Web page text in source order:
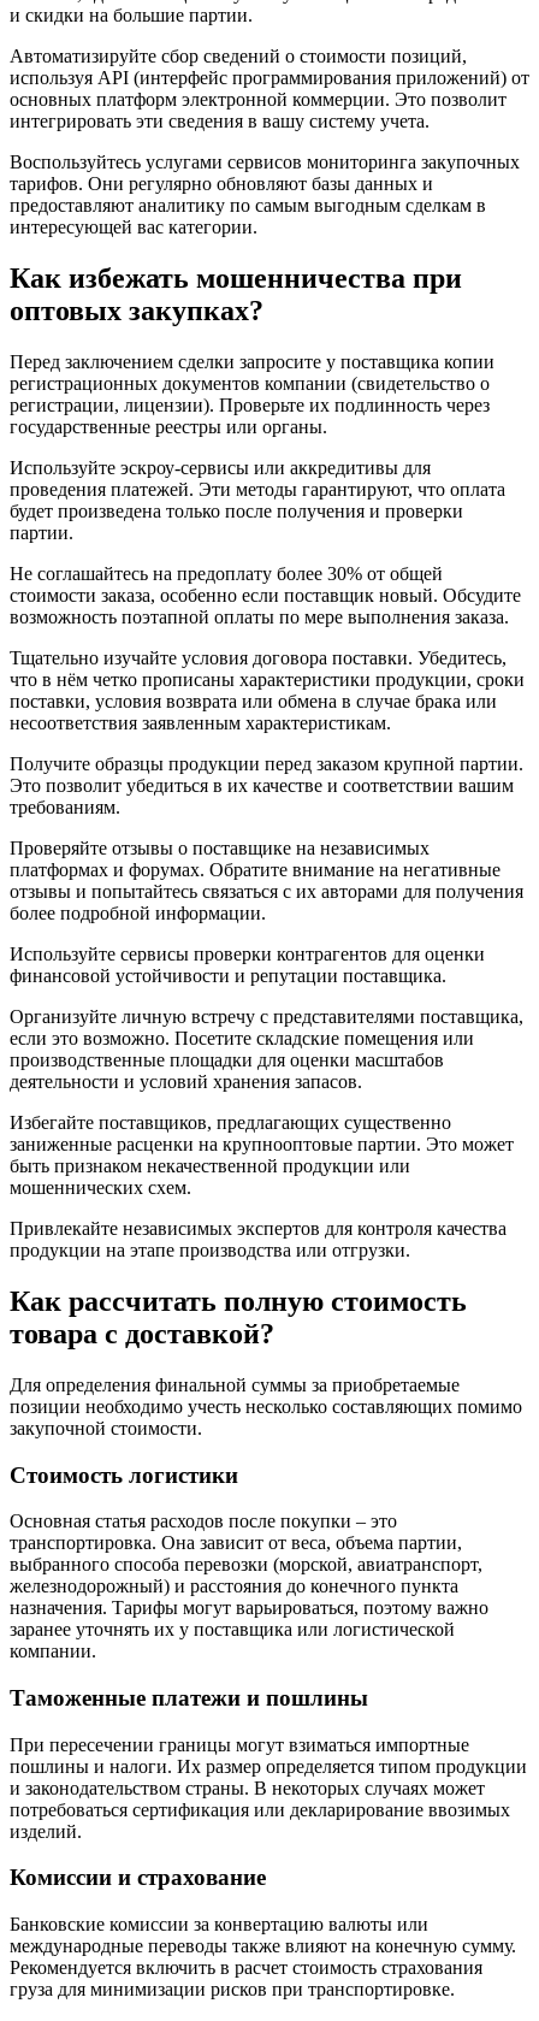
и скидки на большие партии.
Автоматизируйте сбор сведений о стоимости позиций,
используя API (интерфейс программирования приложений) от
основных платформ электронной коммерции. Это позволит
интегрировать эти сведения в вашу систему учета.
Воспользуйтесь услугами сервисов мониторинга закупочных
тарифов. Они регулярно обновляют базы данных и
предоставляют аналитику по самым выгодным сделкам в
интересующей вас категории.
Как избежать мошенничества при
оптовых закупках?
Перед заключением сделки запросите у поставщика копии
регистрационных документов компании (свидетельство о
регистрации, лицензии). Проверьте их подлинность через
государственные реестры или органы.
Используйте эскроу-сервисы или аккредитивы для
проведения платежей. Эти методы гарантируют, что оплата
будет произведена только после получения и проверки
партии.
Не соглашайтесь на предоплату более 30% от общей
стоимости заказа, особенно если поставщик новый. Обсудите
возможность поэтапной оплаты по мере выполнения заказа.
Тщательно изучайте условия договора поставки. Убедитесь,
что в нём четко прописаны характеристики продукции, сроки
поставки, условия возврата или обмена в случае брака или
несоответствия заявленным характеристикам.
Получите образцы продукции перед заказом крупной партии.
Это позволит убедиться в их качестве и соответствии вашим
требованиям.
Проверяйте отзывы о поставщике на независимых
платформах и форумах. Обратите внимание на негативные
отзывы и попытайтесь связаться с их авторами для получения
более подробной информации.
Используйте сервисы проверки контрагентов для оценки
финансовой устойчивости и репутации поставщика.
Организуйте личную встречу с представителями поставщика,
если это возможно. Посетите складские помещения или
производственные площадки для оценки масштабов
деятельности и условий хранения запасов.
Избегайте поставщиков, предлагающих существенно
заниженные расценки на крупнооптовые партии. Это может
быть признаком некачественной продукции или
мошеннических схем.
Привлекайте независимых экспертов для контроля качества
продукции на этапе производства или отгрузки.
Как рассчитать полную стоимость
товара с доставкой?
Для определения финальной суммы за приобретаемые
позиции необходимо учесть несколько составляющих помимо
закупочной стоимости.
Стоимость логистики
Основная статья расходов после покупки – это
транспортировка. Она зависит от веса, объема партии,
выбранного способа перевозки (морской, авиатранспорт,
железнодорожный) и расстояния до конечного пункта
назначения. Тарифы могут варьироваться, поэтому важно
заранее уточнять их у поставщика или логистической
компании.
Таможенные платежи и пошлины
При пересечении границы могут взиматься импортные
пошлины и налоги. Их размер определяется типом продукции
и законодательством страны. В некоторых случаях может
потребоваться сертификация или декларирование ввозимых
изделий.
Комиссии и страхование
Банковские комиссии за конвертацию валюты или
международные переводы также влияют на конечную сумму.
Рекомендуется включить в расчет стоимость страхования
груза для минимизации рисков при транспортировке.